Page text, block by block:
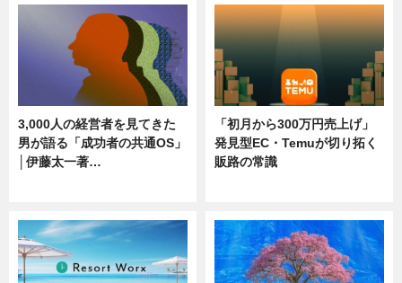
3,000人の経営者を見てきた
男が語る「成功者の共通OS」
│伊藤太一著…
「初月から300万円売上げ」
発見型EC・Temuが切り拓く
販路の常識